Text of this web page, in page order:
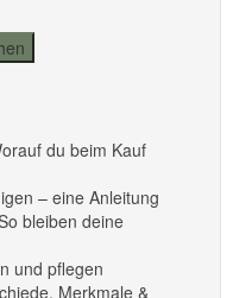
du beim Kauf
– eine Anleitung
bleiben deine
und pflegen
Merkmale &